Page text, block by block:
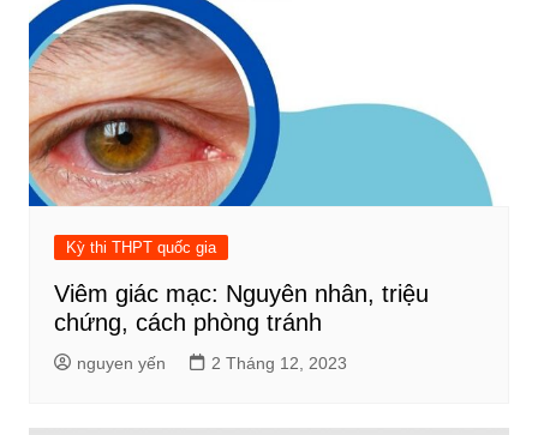
Kỳ thi THPT quốc gia
Viêm giác mạc: Nguyên nhân, triệu
chứng, cách phòng tránh
nguyen yến 2 Tháng 12, 2023